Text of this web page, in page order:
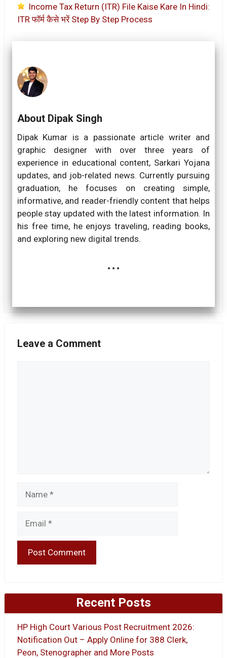
Income Tax Return (ITR) File Kaise Kare In Hindi:
ITR फॉर्म कैसे भरें Step By Step Process
About Dipak Singh
Dipak Kumar is a passionate article writer and
graphic designer with over three years of
experience in educational content, Sarkari Yojana
updates, and job-related news. Currently pursuing
graduation, he focuses on creating simple,
informative, and reader-friendly content that helps
people stay updated with the latest information. In
his free time, he enjoys traveling, reading books,
and exploring new digital trends.
...
Leave a Comment
Recent Posts
HP High Court Various Post Recruitment 2026:
Notification Out – Apply Online for 388 Clerk,
Peon, Stenographer and More Posts